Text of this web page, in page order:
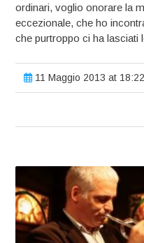
ordinari, voglio onorare la
eccezionale, che ho
che purtroppo ci ha lasciati
11 Maggio 2013 at 18:22